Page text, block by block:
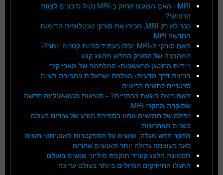
MRI - האם המגנט החזק ב-MRI נטול סיכונים לצוות
הרפואי?
כבר לא רק MRI, הכירו את סורקי טכנולוגיית הדימות
החדשה MPI
האם סורקי ה-MRI יוכלו בעתיד להיות קטנים יותר?-
המהפכה של הסורק החדש מהונג קונג
ניידות הרנטגן הראשונות- המלחמה של מארי קירי
פריצת דרך מדעית- הצלחה ישראלית בהפיכת תאים
סרטניים לתאים בריאים
האם ריצה פוגעת בברכיים? - תוצאות מטא-אנליזה חדשה
שסוקרת מחקרי MRI
נפילה של חמישים אחוז בספירת הזרע של גברים בעולם
בשנים האחרונות
מחקר חדש מגלה: אנשים על הספקטרום האוטיסטי חשים
כאב בעוצמה גדולה יותר מאנשים אחרים
תסמונת הלונג קוביד תוקפת מיליוני אנשים בעולם
התגלו החיידקים הגדולים ביותר בעולם עד כה